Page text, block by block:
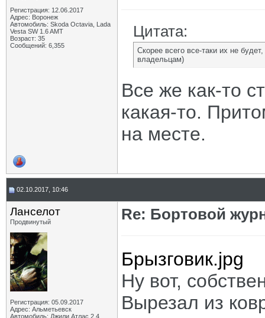
Регистрация: 12.06.2017
Адрес: Воронеж
Автомобиль: Skoda Octavia, Lada
Vesta SW 1.6 AMT
Возраст: 35
Сообщений: 6,355
Цитата:
Скорее всего все-таки их не
владельцам)
Все же как-то
какая-то.
на месте.
02.10.2017, 10:46
Ланселот
Продвинутый
Регистрация: 05.09.2017
Адрес: Альметьевск
Автомобиль: Джили Атлас 2,4
Re: Бортовой
Брызговик.jpg
Ну вот,
Вырезал из